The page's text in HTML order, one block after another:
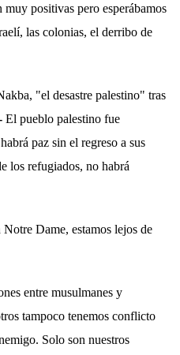
positivas pero esperábamos
las colonias, el derribo de
"el desastre palestino" tras
El pueblo palestino fue
paz sin el regreso a sus
los refugiados, no habrá
Dame, estamos lejos de
entre musulmanes y
tampoco tenemos conflicto
Solo son nuestros